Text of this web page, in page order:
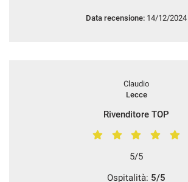
Data recensione: 14/12/2024
Claudio
Lecce
Rivenditore TOP
5/5
Ospitalità: 5/5